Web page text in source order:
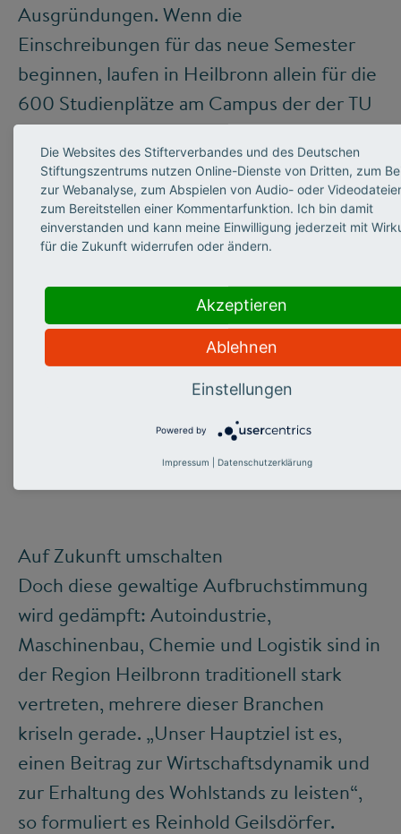
Ausgründungen. Wenn die
Einschreibungen für das neue Semester
beginnen, laufen in Heilbronn allein für die
600 Studienplätze am Campus der der TU
München 3.700 Bewerbungen ein, die
meisten davon aus dem Ausland.
Auf Zukunft umschalten
Doch diese gewaltige Aufbruchstimmung
wird gedämpft: Autoindustrie,
Maschinenbau, Chemie und Logistik sind in
der Region Heilbronn traditionell stark
vertreten, mehrere dieser Branchen
kriseln gerade. „Unser Hauptziel ist es,
einen Beitrag zur Wirtschaftsdynamik und
zur Erhaltung des Wohlstands zu leisten“,
so formuliert es Reinhold Geilsdörfer.
Die Websites des Stifterverbandes und des Deutschen
Stiftungszentrums nutzen Online-Dienste von Dritten, zum
zur Webanalyse, zum Abspielen von Audio- oder
zum Bereitstellen einer Kommentarfunktion. Ich bin damit
einverstanden und kann meine Einwilligung jederzeit mit
für die Zukunft widerrufen oder ändern.
Akzeptieren
Ablehnen
Einstellungen
Powered by
Impressum Datenschutzerklärung